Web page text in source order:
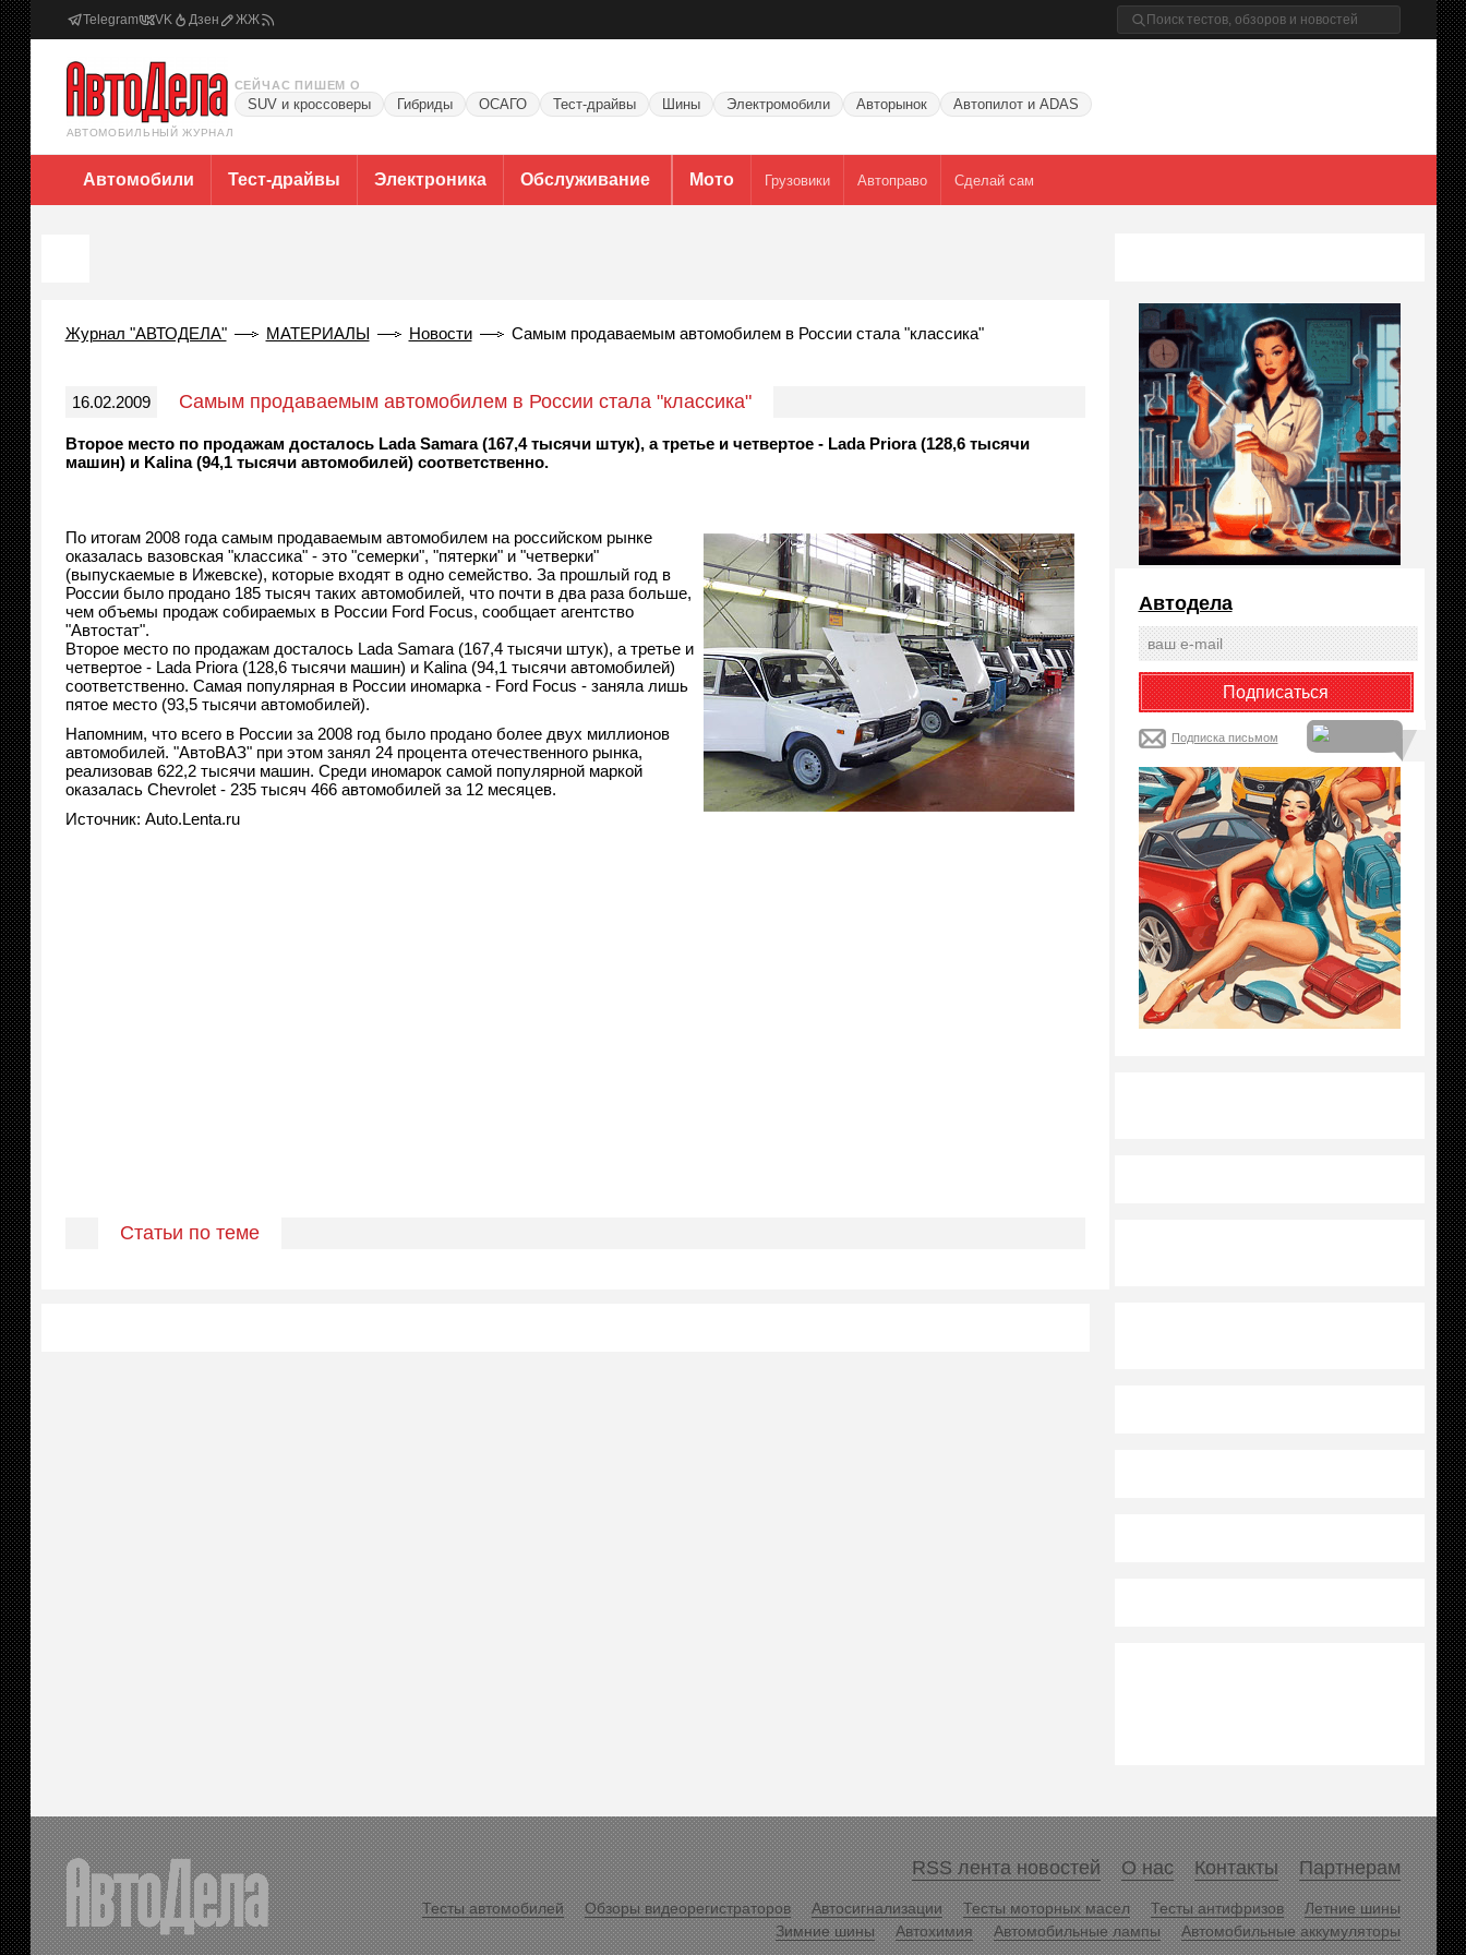
Telegram VK Дзен ЖЖ
АВТОМОБИЛЬНЫЙ ЖУРНАЛ
СЕЙЧАС ПИШЕМ О
SUV и кроссоверы Гибриды ОСАГО Тест-драйвы Шины Электромобили Авторынок Автопилот и ADAS
Автомобили Тест-драйвы Электроника Обслуживание Мото Грузовики Автоправо Сделай сам
Журнал "АВТОДЕЛА" МАТЕРИАЛЫ Новости Самым продаваемым автомобилем в России стала "классика"
16.02.2009 Самым продаваемым автомобилем в России стала "классика"
Второе место по продажам досталось Lada Samara (167,4 тысячи штук), а третье и четвертое - Lada Priora (128,6 тысячи
машин) и Kalina (94,1 тысячи автомобилей) соответственно.
По итогам 2008 года самым продаваемым автомобилем на российском рынке
оказалась вазовская "классика" - это "семерки", "пятерки" и "четверки"
(выпускаемые в Ижевске), которые входят в одно семейство. За прошлый год в
России было продано 185 тысяч таких автомобилей, что почти в два раза больше,
чем объемы продаж собираемых в России Ford Focus, сообщает агентство
"Автостат".
Второе место по продажам досталось Lada Samara (167,4 тысячи штук), а третье и
четвертое - Lada Priora (128,6 тысячи машин) и Kalina (94,1 тысячи автомобилей)
соответственно. Самая популярная в России иномарка - Ford Focus - заняла лишь
пятое место (93,5 тысячи автомобилей).
Напомним, что всего в России за 2008 год было продано более двух миллионов
автомобилей. "АвтоВАЗ" при этом занял 24 процента отечественного рынка,
реализовав 622,2 тысячи машин. Среди иномарок самой популярной маркой
оказалась Chevrolet - 235 тысяч 466 автомобилей за 12 месяцев.
Источник: Auto.Lenta.ru
Статьи по теме
Автодела
Подписка письмом
RSS лента новостей О нас Контакты Партнерам
Тесты автомобилей Обзоры видеорегистраторов Автосигнализации Тесты моторных масел Тесты антифризов
Летние шины
Зимние шины
Автохимия Автомобильные лампы Автомобильные аккумуляторы